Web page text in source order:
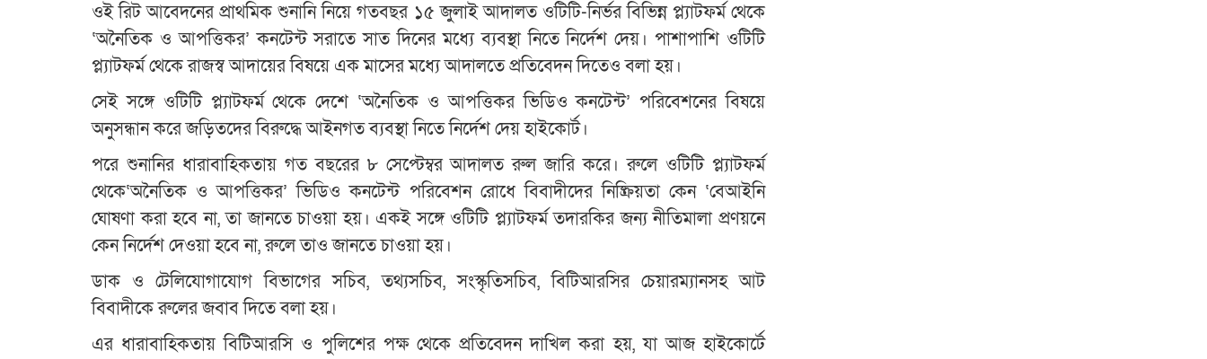
ওই রিট আবেদনের প্রাথমিক শুনানি নিয়ে গতবছর ১৫ জুলাই আদালত ওটিটি-নির্ভর বিভিন্ন প্ল্যাটফর্ম থেকে
‘অনৈতিক ও আপত্তিকর’ কনটেন্ট সরাতে সাত দিনের মধ্যে ব্যবস্থা নিতে নির্দেশ দেয়। পাশাপাশি ওটিটি
প্ল্যাটফর্ম থেকে রাজস্ব আদায়ের বিষয়ে এক মাসের মধ্যে আদালতে প্রতিবেদন দিতেও বলা হয়।
সেই সঙ্গে ওটিটি প্ল্যাটফর্ম থেকে দেশে ‘অনৈতিক ও আপত্তিকর ভিডিও কনটেন্ট’ পরিবেশনের বিষয়ে
অনুসন্ধান করে জড়িতদের বিরুদ্ধে আইনগত ব্যবস্থা নিতে নির্দেশ দেয় হাইকোর্ট।
পরে শুনানির ধারাবাহিকতায় গত বছরের ৮ সেপ্টেম্বর আদালত রুল জারি করে। রুলে ওটিটি প্ল্যাটফর্ম
থেকে‘অনৈতিক ও আপত্তিকর’ ভিডিও কনটেন্ট পরিবেশন রোধে বিবাদীদের নিষ্ক্রিয়তা কেন ‘বেআইনি
ঘোষণা করা হবে না, তা জানতে চাওয়া হয়। একই সঙ্গে ওটিটি প্ল্যাটফর্ম তদারকির জন্য নীতিমালা প্রণয়নে
কেন নির্দেশ দেওয়া হবে না, রুলে তাও জানতে চাওয়া হয়।
ডাক ও টেলিযোগাযোগ বিভাগের সচিব, তথ্যসচিব, সংস্কৃতিসচিব, বিটিআরসির চেয়ারম্যানসহ আট
বিবাদীকে রুলের জবাব দিতে বলা হয়।
এর ধারাবাহিকতায় বিটিআরসি ও পুলিশের পক্ষ থেকে প্রতিবেদন দাখিল করা হয়, যা আজ হাইকোর্টে